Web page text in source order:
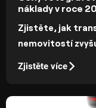
náklady v roce
Zjistěte, jak
nemovitostí
kvalitní
Zjistěte více